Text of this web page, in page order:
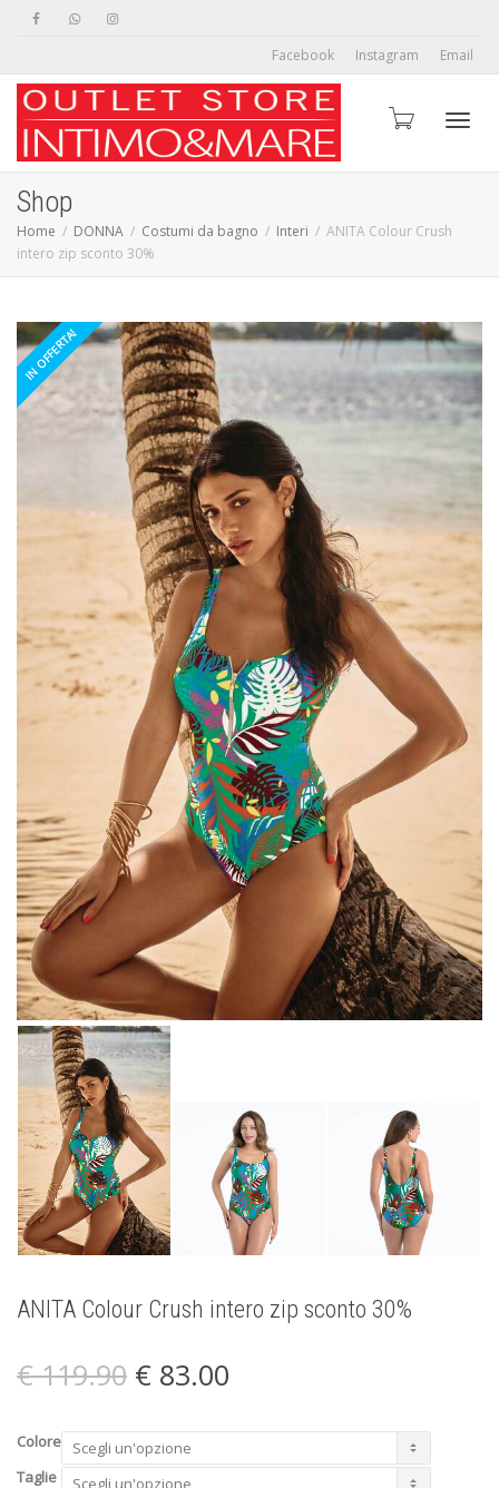
Facebook Instagram Email
Shop
Home DONNA Costumi da bagno Interi
ANITA Colour Crush
intero zip sconto 30%
IN OFFERTA!
ANITA Colour Crush intero zip sconto 30%
€119.90 Il
prezzo
era:
€ 119.90.
€ 83.00
è:
€ 83.00.
Colore
Taglie